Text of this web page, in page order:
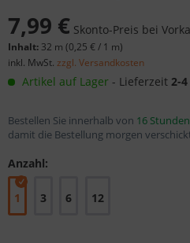
7,99 € Skonto-Preis bei
Inhalt: 32 m (0,25 €/ 1 m)
inkl. MwSt. zzgl. Versandkosten
Artikel auf Lager - Lieferzeit 2-4
Bestellen Sie innerhalb von 16
damit die Bestellung morgen
Anzahl:
1 3 6 12